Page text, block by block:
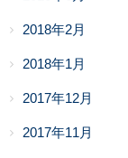
2018年2月
2018年1月
2017年12月
2017年11月